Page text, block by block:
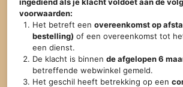
voorwaarden:
Het betreft eenovereenkomst op
bestelling) of een overeenkomst tot
een dienst.
De klacht is binnende afgelopen 6
betreffende webwinkel gemeld.
Het geschil heeft betrekking op een